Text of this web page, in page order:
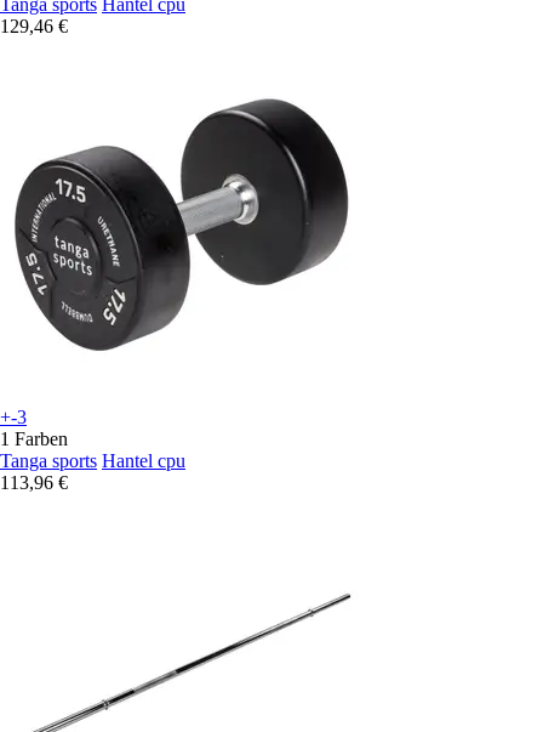
129,46 €
+-3
1 Farben
Tanga sports Hantel cpu
113,96 €